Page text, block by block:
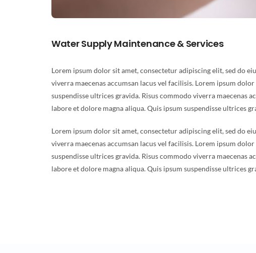
Water Supply Maintenance & Services
Lorem ipsum dolor sit amet, consectetur adipiscing elit, sed do
viverra maecenas accumsan lacus vel facilisis. Lorem ipsum
suspendisse ultrices gravida. Risus commodo viverra
labore et dolore magna aliqua. Quis ipsum suspendisse ultrices
Lorem ipsum dolor sit amet, consectetur adipiscing elit, sed do
viverra maecenas accumsan lacus vel facilisis. Lorem ipsum
suspendisse ultrices gravida. Risus commodo viverra
labore et dolore magna aliqua. Quis ipsum suspendisse ultrices